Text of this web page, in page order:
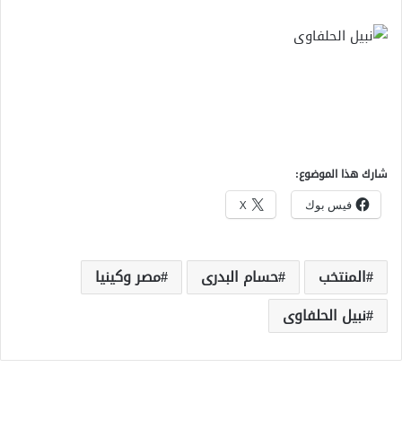
شارك هذا الموضوع:
فيس بوك X
المنتخب حسام البدرى
مصر وكينيا
نبيل الحلفاوى